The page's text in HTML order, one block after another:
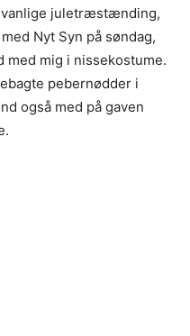
juletræstænding,
Nyt Syn på søndag,
med mig i nissekostume.
pebernødder i
også med på gaven